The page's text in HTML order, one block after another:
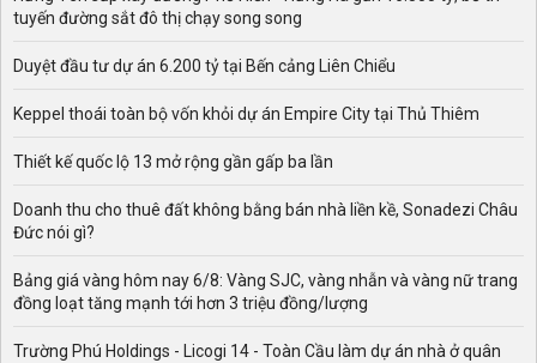
tuyến đường sắt đô thị chạy song song
Duyệt đầu tư dự án 6.200 tỷ tại Bến cảng Liên Chiểu
Keppel thoái toàn bộ vốn khỏi dự án Empire City tại Thủ Thiêm
Thiết kế quốc lộ 13 mở rộng gần gấp ba lần
Doanh thu cho thuê đất không bằng bán nhà liền kề, Sonadezi Châu
Đức nói gì?
Bảng giá vàng hôm nay 6/8: Vàng SJC, vàng nhẫn và vàng nữ trang
đồng loạt tăng mạnh tới hơn 3 triệu đồng/lượng
Trường Phú Holdings - Licogi 14 - Toàn Cầu làm dự án nhà ở quân